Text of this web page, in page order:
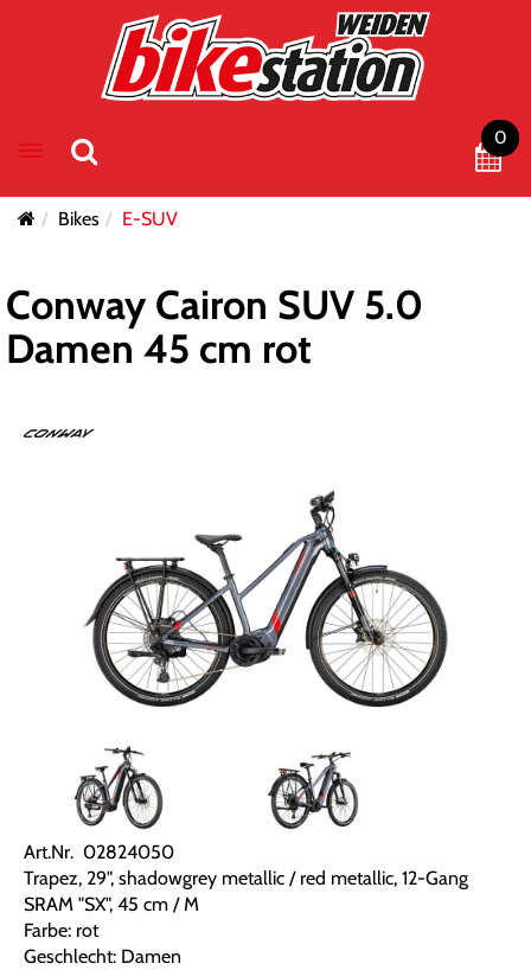
Toggle navigation
0
Bikes E-SUV
Conway Cairon SUV 5.0
Damen 45 cm rot
Art.Nr. 02824050
Trapez, 29", shadowgrey metallic / red metallic, 12-Gang
SRAM "SX", 45 cm / M
Farbe: rot
Geschlecht: Damen